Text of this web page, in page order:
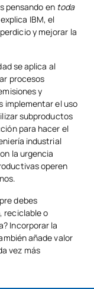
pensando en toda
IBM, el
y mejorar la
se aplica al
procesos
y
implementar el uso
subproductos
para hacer el
industrial
la urgencia
operen
debes
reciclable o
Incorporar la
añade valor
vez más